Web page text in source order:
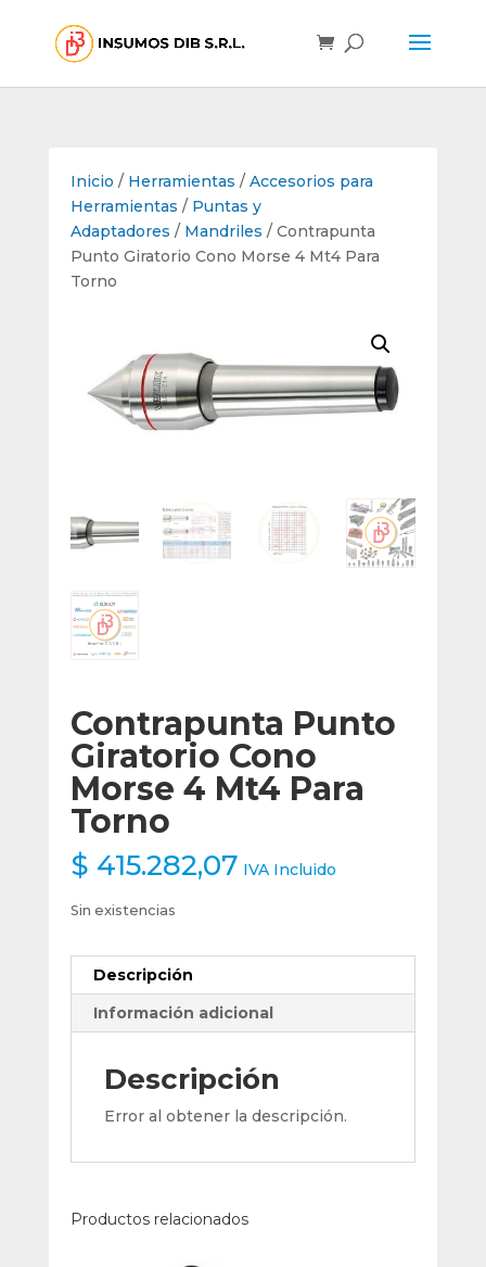
Inicio / Herramientas / Accesorios para
Herramientas / Puntas y
Adaptadores / Mandriles / Contrapunta
Punto Giratorio Cono Morse 4 Mt4 Para
Torno
Contrapunta Punto
Giratorio Cono
Morse 4 Mt4 Para
Torno
$ 415.282,07 IVA Incluido
Sin existencias
Descripción
Información adicional
Descripción
Error al obtener la descripción.
Productos relacionados